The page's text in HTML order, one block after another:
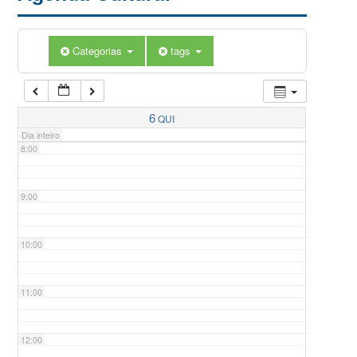
Categorias tags
6QUI
Dia inteiro
5:00
7:00
8:00
9:00
10:00
11:00
12:00